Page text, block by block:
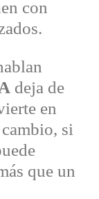
con
deja de
en
si
que un